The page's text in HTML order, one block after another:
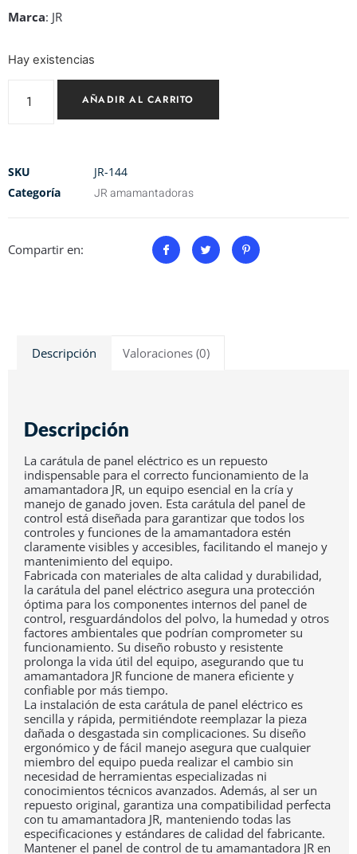
Marca: JR
Hay existencias
AÑADIR AL CARRITO
SKU
JR-144
Categoría
JR amamantadoras
Compartir en:
Descripción Valoraciones (0)
Descripción
La carátula de panel eléctrico es un repuesto
indispensable para el correcto funcionamiento de la
amamantadora JR, un equipo esencial en la cría y
manejo de ganado joven. Esta carátula del panel de
control está diseñada para garantizar que todos los
controles y funciones de la amamantadora estén
claramente visibles y accesibles, facilitando el manejo y
mantenimiento del equipo.
Fabricada con materiales de alta calidad y durabilidad,
la carátula del panel eléctrico asegura una protección
óptima para los componentes internos del panel de
control, resguardándolos del polvo, la humedad y otros
factores ambientales que podrían comprometer su
funcionamiento. Su diseño robusto y resistente
prolonga la vida útil del equipo, asegurando que tu
amamantadora JR funcione de manera eficiente y
confiable por más tiempo.
La instalación de esta carátula de panel eléctrico es
sencilla y rápida, permitiéndote reemplazar la pieza
dañada o desgastada sin complicaciones. Su diseño
ergonómico y de fácil manejo asegura que cualquier
miembro del equipo pueda realizar el cambio sin
necesidad de herramientas especializadas ni
conocimientos técnicos avanzados. Además, al ser un
repuesto original, garantiza una compatibilidad perfecta
con tu amamantadora JR, manteniendo todas las
especificaciones y estándares de calidad del fabricante.
Mantener el panel de control de tu amamantadora JR en